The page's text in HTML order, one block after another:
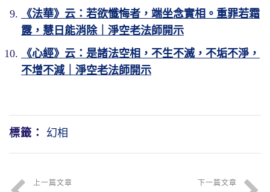
《法華》云：若欲懺悔者，端坐念實相。重罪若霜
露，慧日能消除｜淨空老法師開示
《心經》云：是諸法空相，不生不滅，不垢不淨，
不增不減｜淨空老法師開示
標籤： 幻相
上一篇文章 下一篇文章